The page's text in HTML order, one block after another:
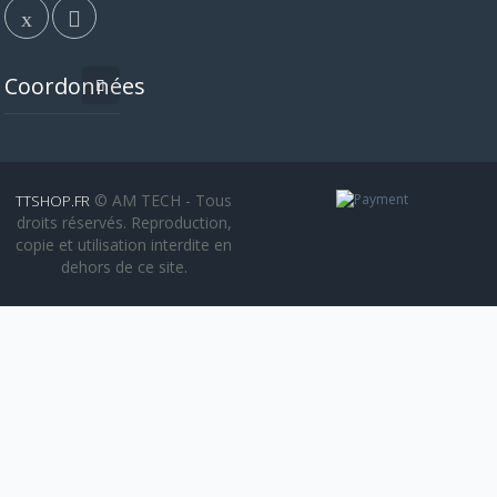
Coordonnées
TTSHOP.FR © AM TECH - Tous
droits réservés. Reproduction,
copie et utilisation interdite en
dehors de ce site.